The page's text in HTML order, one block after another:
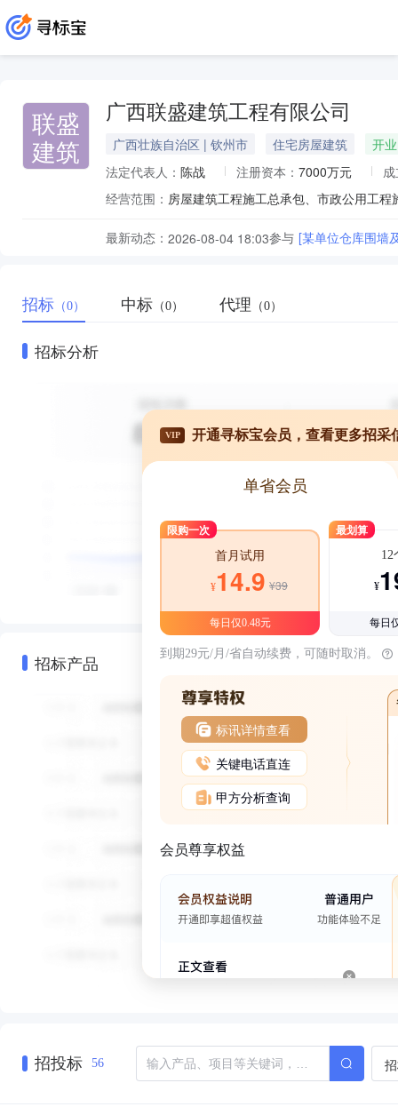
联盛
建筑
广西联盛建筑工程有限公司
广西壮族自治区 | 钦州市 住宅房屋建筑
开业
法定代表人： 陈战 注册资本： 7000万元
经营范围：
最新动态： 2026-08-04 18:03参与 [某单位仓库围墙
招标 （0） 中标 （0） 代理 （0）
招标分析
招标产品
VIP 开通寻标宝会员，查看更多招采
单省会员
限购一次
首月试用
¥14.9 ¥39
每日仅0.48元
最划算
12
¥
每日
到期29元/月/省自动续费，可随时取消。
标讯详情查看
关键电话直连
甲方分析查询
会员尊享权益
招投标 56